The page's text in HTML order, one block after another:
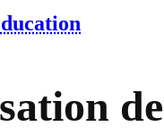
de